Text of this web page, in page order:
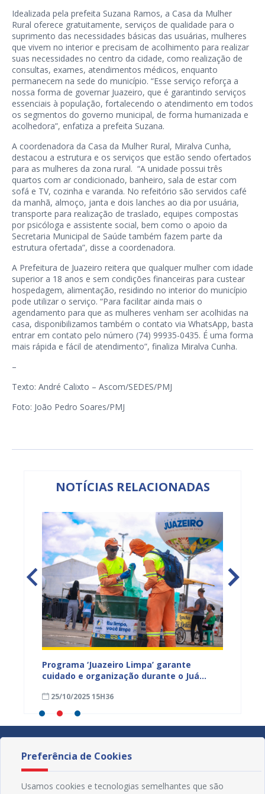
Idealizada pela prefeita Suzana Ramos, a Casa da Mulher
Rural oferece gratuitamente, serviços de qualidade para o
suprimento das necessidades básicas das usuárias, mulheres
que vivem no interior e precisam de acolhimento para realizar
suas necessidades no centro da cidade, como realização de
consultas, exames, atendimentos médicos, enquanto
permanecem na sede do município. “Esse serviço reforça a
nossa forma de governar Juazeiro, que é garantindo serviços
essenciais à população, fortalecendo o atendimento em todos
os segmentos do governo municipal, de forma humanizada e
acolhedora”, enfatiza a prefeita Suzana.
A coordenadora da Casa da Mulher Rural, Miralva Cunha,
destacou a estrutura e os serviços que estão sendo ofertados
para as mulheres da zona rural. “A unidade possui três
quartos com ar condicionado, banheiro, sala de estar com
sofá e TV, cozinha e varanda. No refeitório são servidos café
da manhã, almoço, janta e dois lanches ao dia por usuária,
transporte para realização de traslado, equipes compostas
por psicóloga e assistente social, bem como o apoio da
Secretaria Municipal de Saúde também fazem parte da
estrutura ofertada”, disse a coordenadora.
A Prefeitura de Juazeiro reitera que qualquer mulher com idade
superior a 18 anos e sem condições financeiras para custear
hospedagem, alimentação, residindo no interior do município
pode utilizar o serviço. “Para facilitar ainda mais o
agendamento para que as mulheres venham ser acolhidas na
casa, disponibilizamos também o contato via WhatsApp, basta
entrar em contato pelo número (74) 99935-0435. É uma forma
mais rápida e fácil de atendimento”, finaliza Miralva Cunha.
–
Texto: André Calixto – Ascom/SEDES/PMJ
Foto: João Pedro Soares/PMJ
NOTÍCIAS RELACIONADAS
Programa ‘Juazeiro Limpa’ garante
cuidado e organização durante o Juá
25/10/2025 15H36
Preferência de Cookies
Usamos cookies e tecnologias semelhantes que são